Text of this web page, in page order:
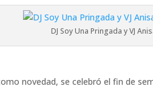
DJ Soy Una Pringada y VJ
novedad, se celebró el fin de